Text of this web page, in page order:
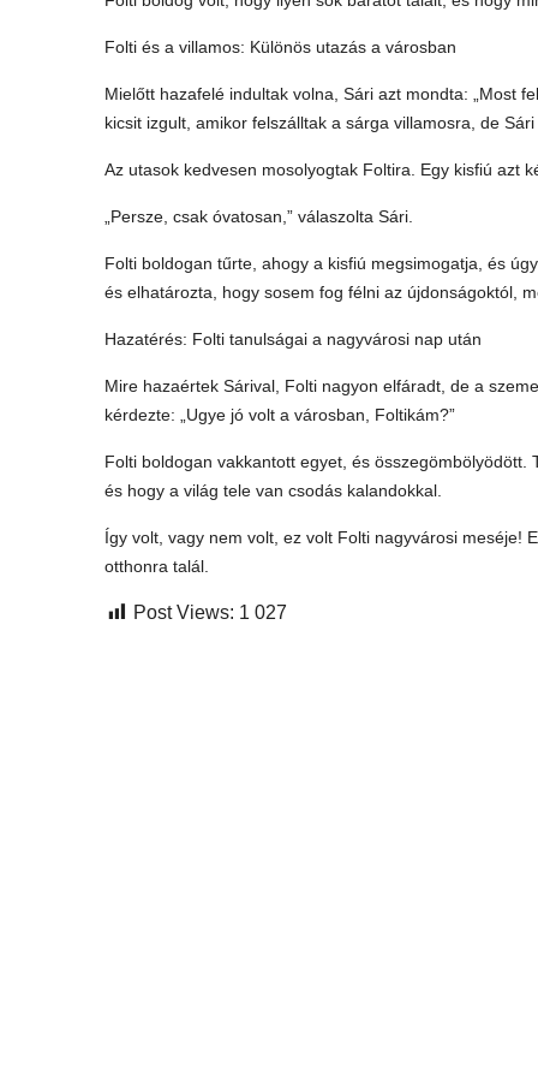
Folti és a villamos: Különös utazás a városban
Mielőtt hazafelé indultak volna, Sári azt mondta: „Most
kicsit izgult, amikor felszálltak a sárga villamosra, de
Az utasok kedvesen mosolyogtak Foltira. Egy kisfiú azt
„Persze, csak óvatosan,” válaszolta Sári.
Folti boldogan tűrte, ahogy a kisfiú megsimogatja, és
és elhatározta, hogy sosem fog félni az újdonságoktól,
Hazatérés: Folti tanulságai a nagyvárosi nap után
Mire hazaértek Sárival, Folti nagyon elfáradt, de a
kérdezte: „Ugye jó volt a városban, Foltikám?”
Folti boldogan vakkantott egyet, és
és hogy a világ tele van csodás kalandokkal.
Így volt, vagy nem volt, ez volt Folti nagyvárosi meséje!
otthonra talál.
Post Views: 1 027